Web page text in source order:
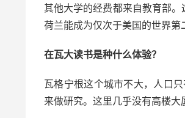
其他大学的经费都来自教育部。
荷兰能成为仅次于美国的世界第
在瓦大读书是种什么体验？
瓦格宁根这个城市不大，人口
来做研究。这里几乎没有高楼大